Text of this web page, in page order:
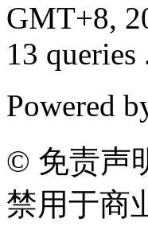
GMT+8,
13 queries
Powered
© 免责声
禁用于商